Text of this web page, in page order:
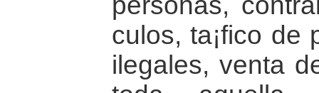
culos, ta¡fico de
ilegales, venta